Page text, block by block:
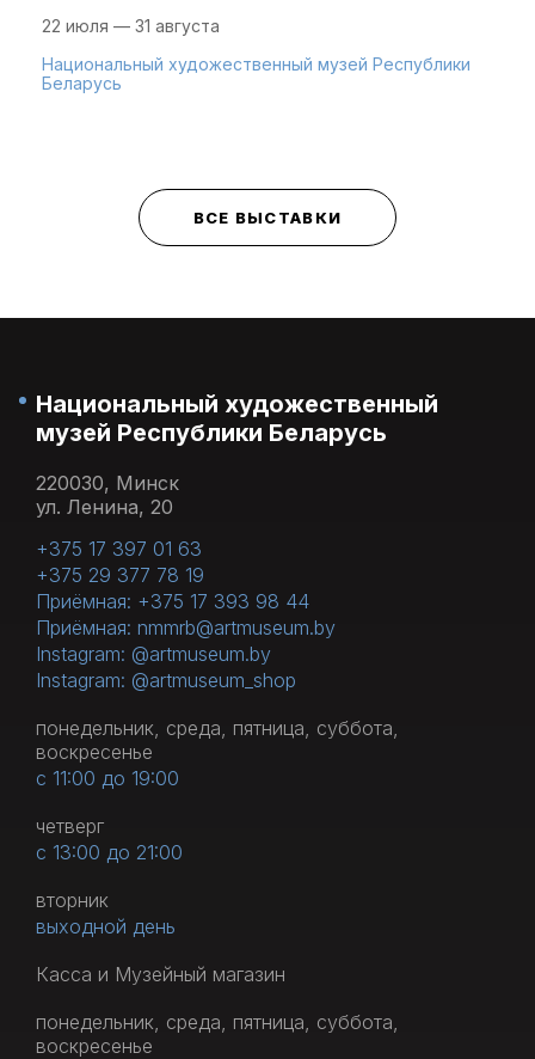
22 июля — 31 августа
Национальный художественный музей Республики
Беларусь
ВСЕ ВЫСТАВКИ
Национальный художественный
музей Республики Беларусь
220030, Минск
ул. Ленина, 20
+375 17 397 01 63
+375 29 377 78 19
Приёмная: +375 17 393 98 44
Приёмная: nmmrb@artmuseum.by
Instagram: @artmuseum.by
Instagram: @artmuseum_shop
понедельник, среда, пятница, суббота,
воскресенье
с 11:00 до 19:00
четверг
с 13:00 до 21:00
вторник
выходной день
Касса и Музейный магазин
понедельник, среда, пятница, суббота,
воскресенье